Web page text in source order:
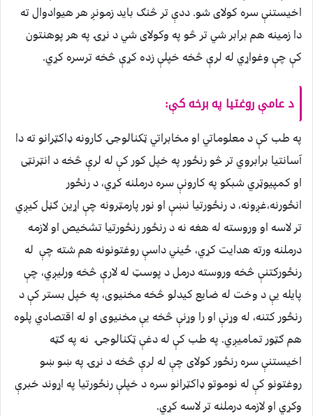
اخیستنې سره کولای شو. ددې تر څنګ باید زمونږ هر هیوادوال ته
دا زمینه هم برابر شي تر څو په وکولای شي د نړۍ په هر پوهنتون
کې چې وغواړي له لرې څخه خپلې زده کړې څخه ترسره کړي.
د عامې روغتیا په برخه کې:
په طب کې د معلوماتي او مخابراتي ټکنالوجۍ کارونه ډاکټرانو ته دا
آسانتیا برابروي تر څو رنځور په خپل کور کې له لرې څخه د انټرنټی
او کمپیوټري شبکو په کارونې سره درملنه کړي، د رنځور
انځورنه،غږونه، د رنځورتیا نښې او نور پارمټرونه چې اړین ګڼل کیږي
تر لاسه او وروسته له هغه نه د رنځور رنځورتیا تشخیص او لازمه
درملنه ورته هدایت کړي، ځیني داسې روغتونونه هم شته چې له
رنځورکتنې څخه وروسته درمل د پوسټ له لارې څخه ورلیږي، چې
پایله یې د وخت له ضایع کیدلو څخه مخنیوی، په خپل بستر کې د
رنځور کتنه، له وړنې او را وړنې څخه یې مخنیوی او له اقتصادي پلوه
هم ګټور تمامیږي. په طب کې له دغې ټکنالوجۍ نه په ګټه
اخیستنې سره رنځور کولای چې له لرې څخه د نړۍ په ښو ښو
روغتونو کې له نوموتو ډاکټرانو سره د خپلې رنځورتیا په اړوند خبرې
وکړي او لازمه درملنه تر لاسه کړي.